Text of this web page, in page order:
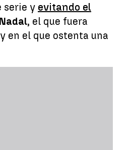
serie y evitando el
, el que fuera
en el que ostenta una